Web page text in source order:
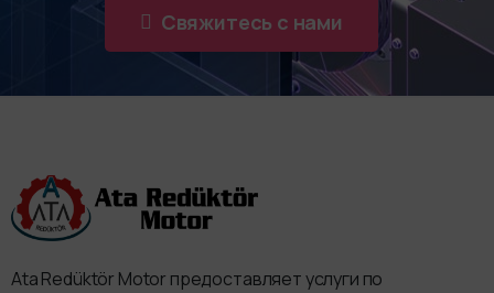
Свяжитесь с нами
Ata Redüktör Motor предоставляет услуги по